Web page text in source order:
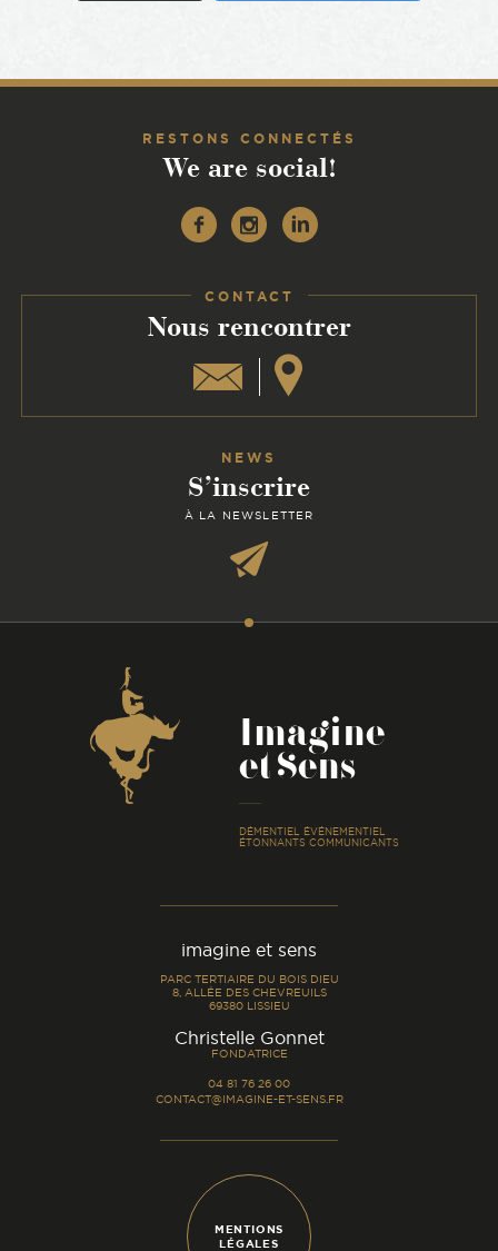
RESTONS CONNECTÉS
We are social!
CONTACT
Nous rencontrer
NEWS
S’inscrire
À LA NEWSLETTER
Coordonnées
Imagine
et Sens
DÉMENTIEL ÉVÉNEMENTIEL
ÉTONNANTS COMMUNICANTS
imagine et sens
PARC TERTIAIRE DU BOIS DIEU
8, ALLÉE DES CHEVREUILS
69380 LISSIEU
Christelle Gonnet-
FONDATRICE
04 81 76 26 00
CONTACT@IMAGINE-ET-SENS.FR
MENTIONS
LÉGALES